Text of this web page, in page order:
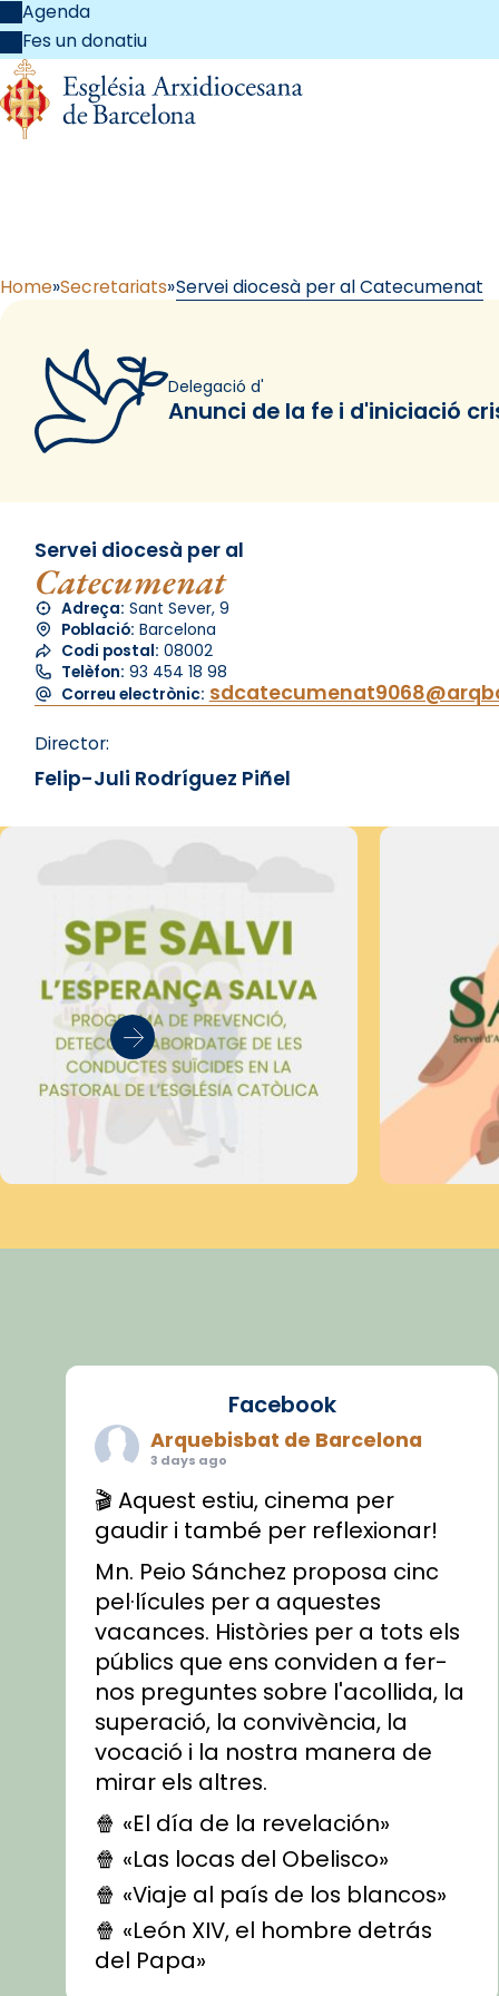
Agenda
Fes un donatiu
Home Secretariats Servei diocesà per al Catecumenat
Delegació d'
Anunci de la fe i d'iniciació
Servei diocesà per al
Catecumenat
Adreça: Sant Sever, 9
Població: Barcelona
Codi postal: 08002
Telèfon: 93 454 18 98
Correu electrònic:
Director:
Felip-Juli Rodríguez Piñel
Facebook
Arquebisbat de Barcelona
3 days ago
🎬 Aquest estiu, cinema per
gaudir i també per reflexionar!
Mn. Peio Sánchez proposa cinc
pel·lícules per a aquestes
vacances. Històries per a tots els
públics que ens conviden a fer-
nos preguntes sobre l'acollida, la
superació, la convivència, la
vocació i la nostra manera de
mirar els altres.
🍿 «El día de la revelación»
🍿 «Las locas del Obelisco»
🍿 «Viaje al país de los blancos»
🍿 «León XIV, el hombre detrás
del Papa»